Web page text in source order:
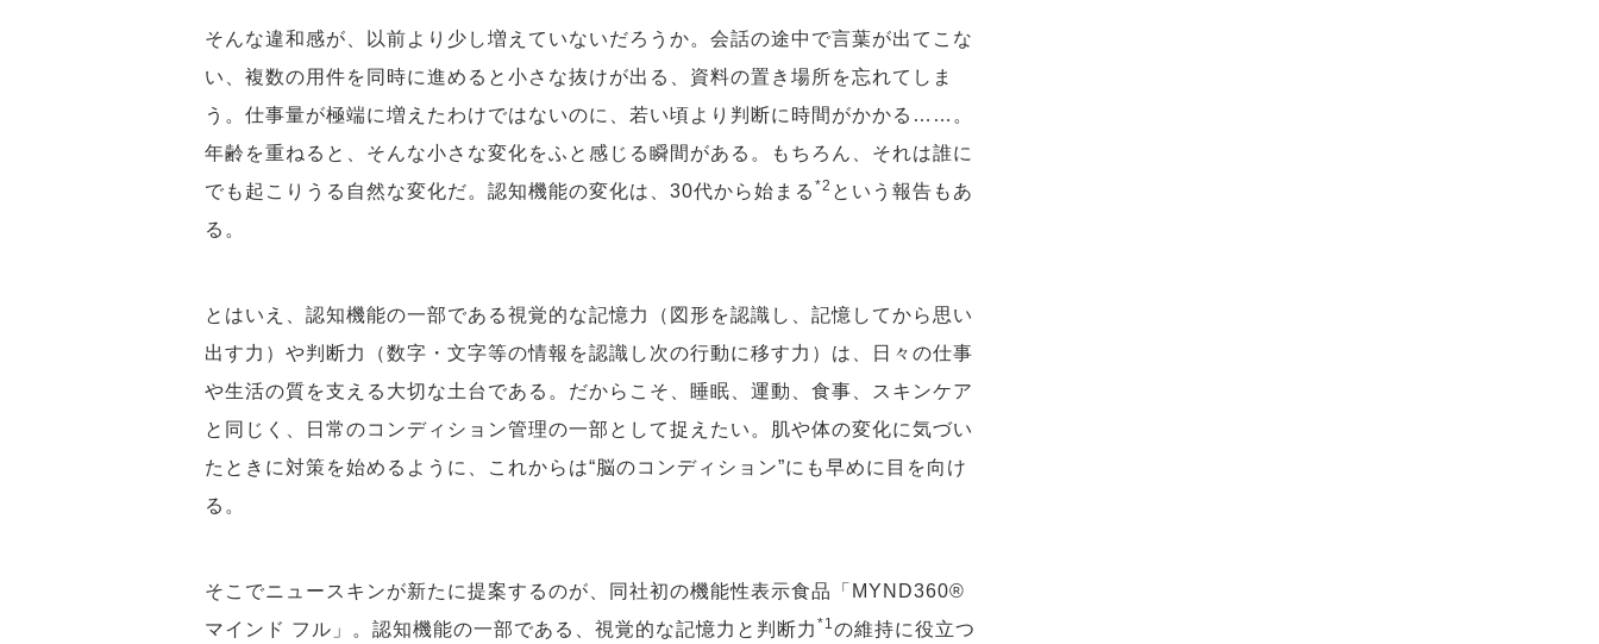
そんな違和感が、以前より少し増えていないだろうか。会話の途中で言葉が出てこな
い、複数の用件を同時に進めると小さな抜けが出る、資料の置き場所を忘れてしま
う。仕事量が極端に増えたわけではないのに、若い頃より判断に時間がかかる……。
年齢を重ねると、そんな小さな変化をふと感じる瞬間がある。もちろん、それは誰に
でも起こりうる自然な変化だ。認知機能の変化は、30代から始まる *2 という報告もあ
る。
とはいえ、認知機能の一部である視覚的な記憶力（図形を認識し、記憶してから思い
出す力）や判断力（数字・文字等の情報を認識し次の行動に移す力）は、日々の仕事
や生活の質を支える大切な土台である。だからこそ、睡眠、運動、食事、スキンケア
と同じく、日常のコンディション管理の一部として捉えたい。肌や体の変化に気づい
たときに対策を始めるように、これからは“脳のコンディション”にも早めに目を向け
る。
そこでニュースキンが新たに提案するのが、同社初の機能性表示食品「MYND360®
マインド フル」。認知機能の一部である、視覚的な記憶力と判断力 *1 の維持に役立つ